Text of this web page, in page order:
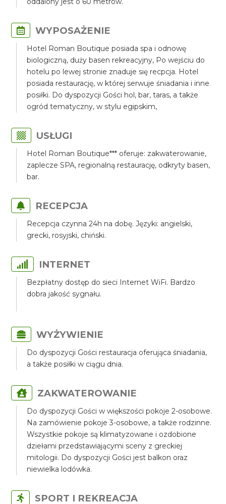
WYPOSAŻENIE
Hotel Roman Boutique posiada spa i odnowę
biologiczną, duży basen rekreacyjny, Po wejściu do
hotelu po lewej stronie znaduje się recpcja. Hotel
posiada restaurację, w której serwuje śniadania i inne
posiłki. Do dyspozycji Gości hol, bar, taras, a także
ogród tematyczny, w stylu egipskim,
USŁUGI
Hotel Roman Boutique*** oferuje: zakwaterowanie,
zaplecze SPA, regionalną restaurację, odkryty basen,
bar.
RECEPCJA
Recepcja czynna 24h na dobę. Języki: angielski,
grecki, rosyjski, chiński.
INTERNET
Bezpłatny dostęp do sieci Internet WiFi. Bardzo
dobra jakość sygnału.
WYŻYWIENIE
Do dyspozycji Gości restauracja oferująca śniadania,
a także posiłki w ciągu dnia.
ZAKWATEROWANIE
Do dyspozycji Gości w większości pokoje 2-osobowe.
Na zamówienie pokoje 3-osobowe, a także rodzinne.
Wszystkie pokoje są klimatyzowane i ozdobione
dziełami przedstawiającymi sceny z greckiej
mitologii. Do dyspozycji Gości jest balkon oraz
niewielka lodówka.
SPORT I REKREACJA